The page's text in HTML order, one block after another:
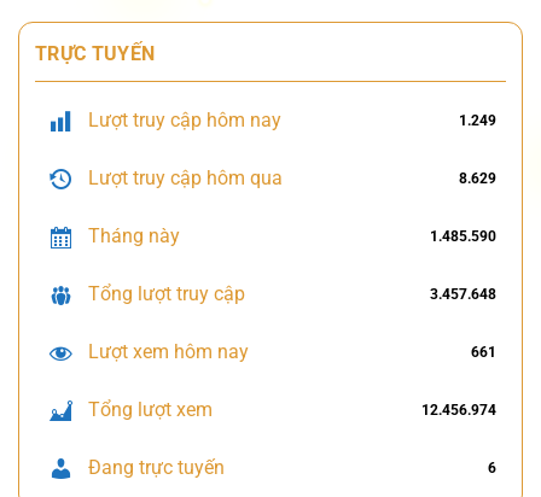
TRỰC TUYẾN
Lượt truy cập hôm nay 1.249
Lượt truy cập hôm qua 8.629
Tháng này 1.485.590
Tổng lượt truy cập 3.457.648
Lượt xem hôm nay 661
Tổng lượt xem 12.456.974
Đang trực tuyến 6